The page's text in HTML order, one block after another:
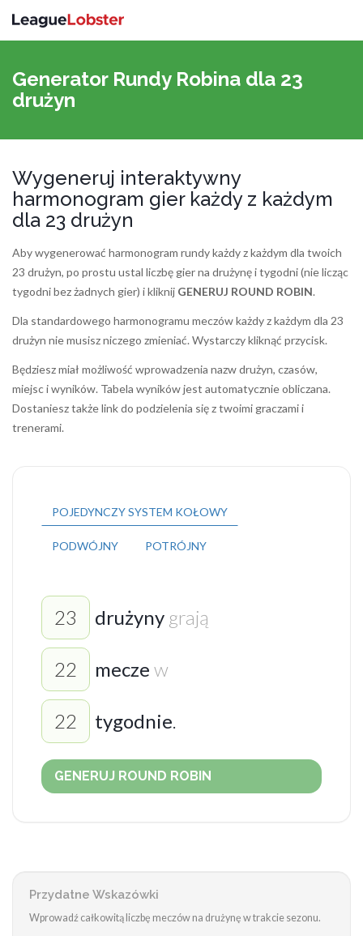
Generator Rundy Robina dla 23
drużyn
Wygeneruj interaktywny
harmonogram gier każdy z każdym
dla 23 drużyn
Aby wygenerować harmonogram rundy każdy z każdym dla twoich
23 drużyn, po prostu ustal liczbę gier na drużynę i tygodni (nie licząc
tygodni bez żadnych gier) i kliknij GENERUJ ROUND ROBIN.
Dla standardowego harmonogramu meczów każdy z każdym dla 23
drużyn nie musisz niczego zmieniać. Wystarczy kliknąć przycisk.
Będziesz miał możliwość wprowadzenia nazw drużyn, czasów,
miejsc i wyników. Tabela wyników jest automatycznie obliczana.
Dostaniesz także link do podzielenia się z twoimi graczami i
trenerami.
POJEDYNCZY SYSTEM KOŁOWY
PODWÓJNY POTRÓJNY
drużyny grają
mecze w
tygodnie.
GENERUJ ROUND ROBIN
Przydatne Wskazówki
Wprowadź całkowitą liczbę meczów na drużynę w trakcie sezonu.